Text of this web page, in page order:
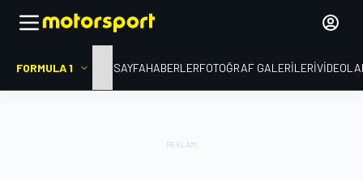
FORMULA 1 ANA SAYFAHABERLERFOTOĞRAF GALERILERI